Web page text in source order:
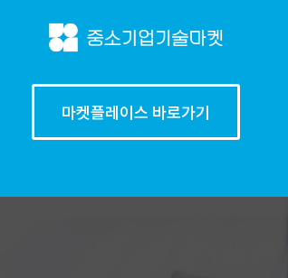
마켓플레이스 바로가기